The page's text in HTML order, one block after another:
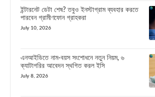
ইন্টারনেট ডেটা শেষ? তবুও ইনস্টাগ্রাম ব্যবহার করতে
পারবেন গ্রামীণফোন গ্রাহকরা
July 10, 2026
এনআইডিতে নাম-বয়স সংশোধনে নতুন নিয়ম, ৬
ক্যাটাগরির আবেদন স্থগিত করল ইসি
July 8, 2026